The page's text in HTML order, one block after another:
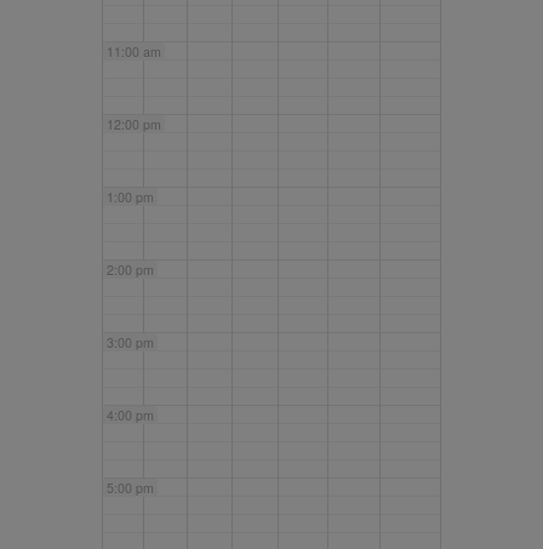
11:00 am
12:00 pm
1:00 pm
2:00 pm
3:00 pm
4:00 pm
5:00 pm